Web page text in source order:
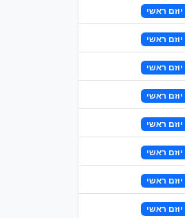
יוזם ראשי
יוזם ראשי
יוזם ראשי
יוזם ראשי
יוזם ראשי
יוזם ראשי
יוזם ראשי
יוזם ראשי